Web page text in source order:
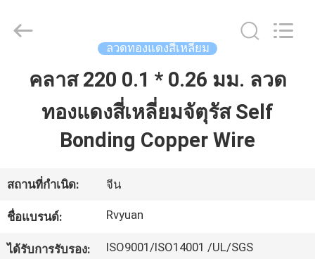
บ้าน
ผลิตภัณฑ์
วิดีโอ
เกี่ยว
Electric
Material
Reserved.
ลวดทองแดงสี่เหลี่ยม
คลาส 220 0.1 * 0.26 มม. ลวด
ทองแดงสี่เหลี่ยมจัตุรัส Self
Bonding Copper Wire
สถานที่กำเนิด: จีน
ชื่อแบรนด์: Rvyuan
ได้รับการรับรอง: ISO9001/ISO14001 /UL/SGS